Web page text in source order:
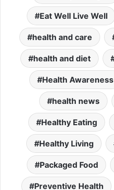
Eat Well Live Well
health and care
health and diet
Health Awareness
health news
Healthy Eating
Healthy Living
Packaged Food
Preventive Health